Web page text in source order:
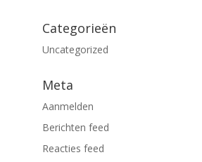
Categorieën
Uncategorized
Meta
Aanmelden
Berichten feed
Reacties feed